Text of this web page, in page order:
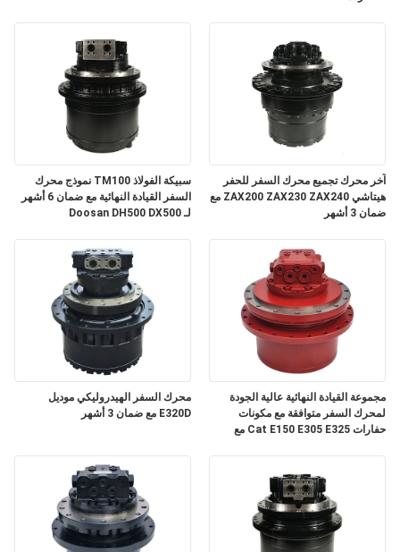
سبيكة الفولاذ TM100 نموذج محرك
السفر القيادة النهائية مع ضمان 6 أشهر
لـ Doosan DH500 DX500
آخر محرك تجميع محرك السفر للحفر
هيتاشي ZAX200 ZAX230 ZAX240 مع
ضمان 3 أشهر
محرك السفر الهيدروليكي موديل
E320D مع ضمان 3 أشهر
مجموعة القيادة النهائية عالية الجودة
لمحرك السفر متوافقة مع مكونات
حفارات Cat E150 E305 E325 مع